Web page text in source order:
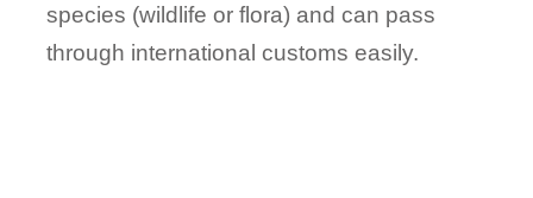
species (wildlife or flora) and can pass
through international customs easily.